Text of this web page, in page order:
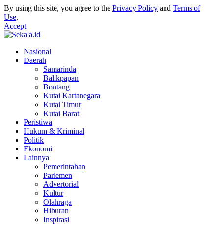
By using this site, you agree to the Privacy Policy and Terms of
Use.
Accept
Nasional
Daerah
Samarinda
Balikpapan
Bontang
Kutai Kartanegara
Kutai Timur
Kutai Barat
Peristiwa
Hukum & Kriminal
Politik
Ekonomi
Lainnya
Pemerintahan
Parlemen
Advertorial
Kultur
Olahraga
Hiburan
Inspirasi